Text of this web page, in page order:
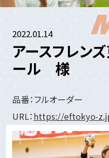
MUNTERのオーダー
スポーツウェ
スポーツウェア事業
スポーツウェアのラ
スポーツウェアのオー
フィットネス
フィットネス事業の
2022.01.14
アースフレン
ール 様
品番：フルオーダー
URL：https://eftokyo-